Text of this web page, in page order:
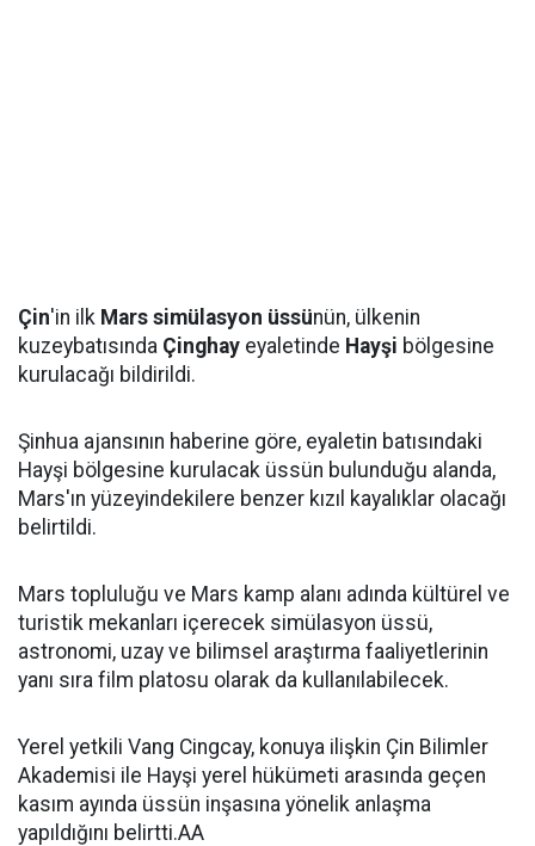
Çin'in ilk Mars simülasyon üssünün, ülkenin
kuzeybatısında Çinghay eyaletinde Hayşi bölgesine
kurulacağı bildirildi.
Şinhua ajansının haberine göre, eyaletin batısındaki
Hayşi bölgesine kurulacak üssün bulunduğu alanda,
Mars'ın yüzeyindekilere benzer kızıl kayalıklar olacağı
belirtildi.
Mars topluluğu ve Mars kamp alanı adında kültürel ve
turistik mekanları içerecek simülasyon üssü,
astronomi, uzay ve bilimsel araştırma faaliyetlerinin
yanı sıra film platosu olarak da kullanılabilecek.
Yerel yetkili Vang Cingcay, konuya ilişkin Çin Bilimler
Akademisi ile Hayşi yerel hükümeti arasında geçen
kasım ayında üssün inşasına yönelik anlaşma
yapıldığını belirtti.AA